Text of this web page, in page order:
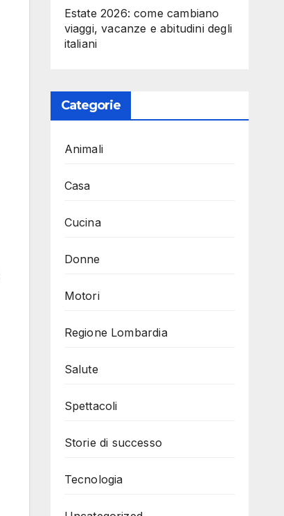
Estate 2026: come cambiano
viaggi, vacanze e abitudini degli
italiani
Categorie
Animali
Casa
Cucina
Donne
Motori
Regione Lombardia
Salute
Spettacoli
Storie di successo
Tecnologia